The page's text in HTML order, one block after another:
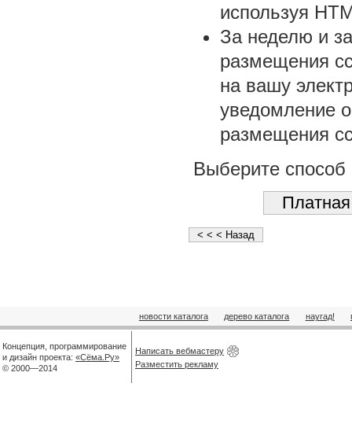
используя
За неделю и
размещения
на вашу
уведомление
размещения
Выберите способ
новости каталога дерево каталога наугад!
Концепция, программирование
и дизайн проекта: «Сёма.Ру»
© 2000—2014
Написать вебмастеру
Разместить рекламу